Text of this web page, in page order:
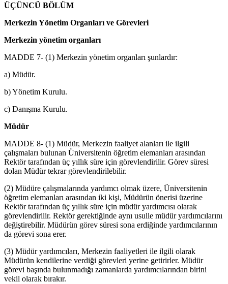
ÜÇÜNCÜ BÖLÜM
Merkezin Yönetim Organları ve Görevleri
Merkezin yönetim organları
MADDE 7- (1) Merkezin yönetim organları şunlardır:
a) Müdür.
b) Yönetim Kurulu.
c) Danışma Kurulu.
Müdür
MADDE 8- (1) Müdür, Merkezin faaliyet alanları ile ilgili
çalışmaları bulunan Üniversitenin öğretim elemanları arasından
Rektör tarafından üç yıllık süre için görevlendirilir. Görev süresi
dolan Müdür tekrar görevlendirilebilir.
(2) Müdüre çalışmalarında yardımcı olmak üzere, Üniversitenin
öğretim elemanları arasından iki kişi, Müdürün önerisi üzerine
Rektör tarafından üç yıllık süre için müdür yardımcısı olarak
görevlendirilir. Rektör gerektiğinde aynı usulle müdür yardımcılarını
değiştirebilir. Müdürün görev süresi sona erdiğinde yardımcılarının
da görevi sona erer.
(3) Müdür yardımcıları, Merkezin faaliyetleri ile ilgili olarak
Müdürün kendilerine verdiği görevleri yerine getirirler. Müdür
görevi başında bulunmadığı zamanlarda yardımcılarından birini
vekil olarak bırakır.